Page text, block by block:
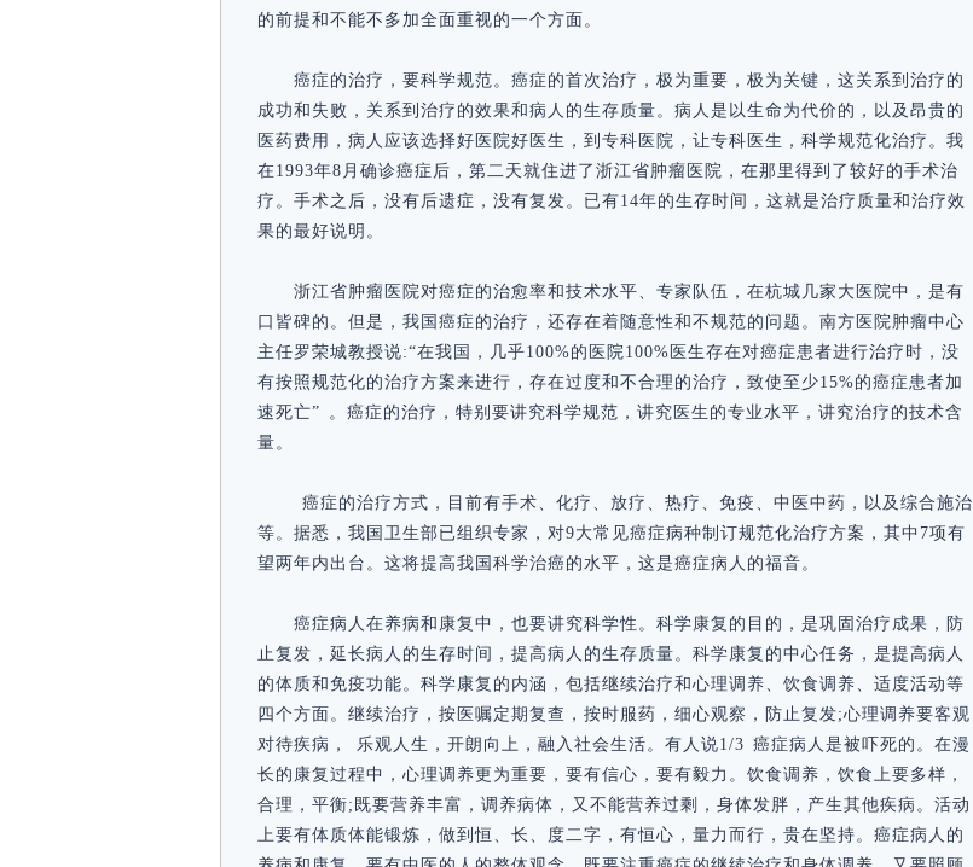
的前提和不能不多加全面重视的一个方面。
癌症的治疗，要科学规范。癌症的首次治疗，极为重要，极为关键，这关系到治疗的
成功和失败，关系到治疗的效果和病人的生存质量。病人是以生命为代价的，以及昂贵的
医药费用，病人应该选择好医院好医生，到专科医院，让专科医生，科学规范化治疗。我
在1993年8月确诊癌症后，第二天就住进了浙江省肿瘤医院，在那里得到了较好的手术治
疗。手术之后，没有后遗症，没有复发。已有14年的生存时间，这就是治疗质量和治疗效
果的最好说明。
浙江省肿瘤医院对癌症的治愈率和技术水平、专家队伍，在杭城几家大医院中，是有
口皆碑的。但是，我国癌症的治疗，还存在着随意性和不规范的问题。南方医院肿瘤中心
主任罗荣城教授说:“在我国，几乎100%的医院100%医生存在对癌症患者进行治疗时，没
有按照规范化的治疗方案来进行，存在过度和不合理的治疗，致使至少15%的癌症患者加
速死亡” 。癌症的治疗，特别要讲究科学规范，讲究医生的专业水平，讲究治疗的技术含
量。
癌症的治疗方式，目前有手术、化疗、放疗、热疗、免疫、中医中药，以及综合施治
等。据悉，我国卫生部已组织专家，对9大常见癌症病种制订规范化治疗方案，其中7项有
望两年内出台。这将提高我国科学治癌的水平，这是癌症病人的福音。
癌症病人在养病和康复中，也要讲究科学性。科学康复的目的，是巩固治疗成果，防
止复发，延长病人的生存时间，提高病人的生存质量。科学康复的中心任务，是提高病人
的体质和免疫功能。科学康复的内涵，包括继续治疗和心理调养、饮食调养、适度活动等
四个方面。继续治疗，按医嘱定期复查，按时服药，细心观察，防止复发;心理调养要客观
对待疾病， 乐观人生，开朗向上，融入社会生活。有人说1/3 癌症病人是被吓死的。在漫
长的康复过程中，心理调养更为重要，要有信心，要有毅力。饮食调养，饮食上要多样，
合理，平衡;既要营养丰富，调养病体，又不能营养过剩，身体发胖，产生其他疾病。活动
上要有体质体能锻炼，做到恒、长、度二字，有恒心，量力而行，贵在坚持。癌症病人的